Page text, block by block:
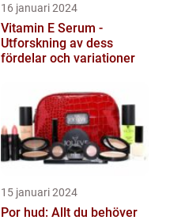
16 januari 2024
Vitamin E Serum -
Utforskning av dess
fördelar och variationer
15 januari 2024
Por hud: Allt du behöver